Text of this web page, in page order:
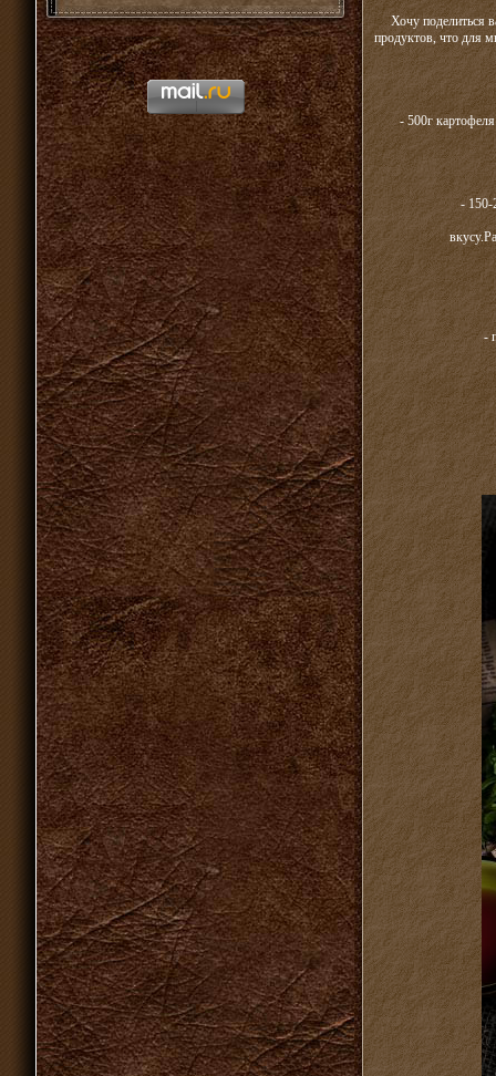
Хочу поделиться
продуктов, что для
- 500г
- 150-
-